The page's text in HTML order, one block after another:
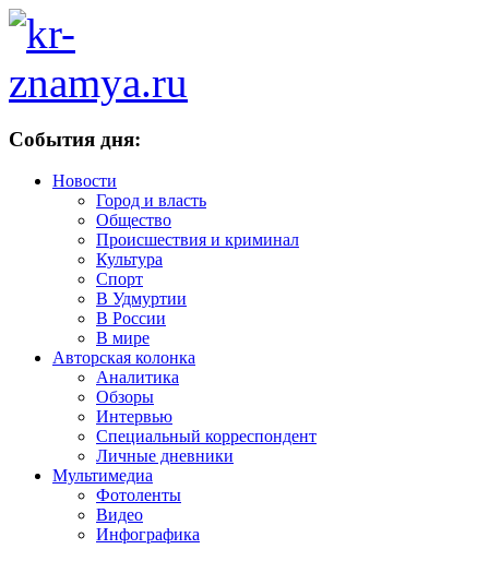
События дня:
Новости
Город и власть
Общество
Происшествия и криминал
Культура
Спорт
В Удмуртии
В России
В мире
Авторская колонка
Аналитика
Обзоры
Интервью
Специальный корреспондент
Личные дневники
Мультимедиа
Фотоленты
Видео
Инфографика